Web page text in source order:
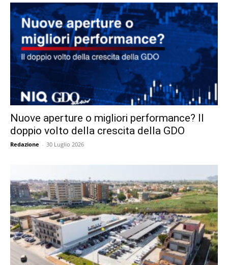
Nuove aperture o migliori performance? Il
doppio volto della crescita della GDO
Redazione - 30 Luglio 2026